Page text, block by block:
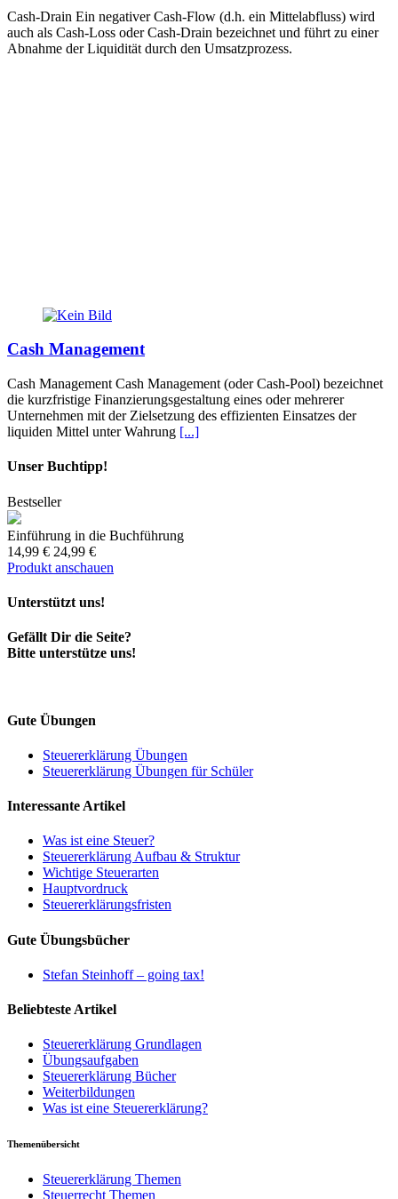
Cash-Drain Ein negativer Cash-Flow (d.h. ein Mittelabfluss) wird
auch als Cash-Loss oder Cash-Drain bezeichnet und führt zu einer
Abnahme der Liquidität durch den Umsatzprozess.
Cash Management
Cash Management Cash Management (oder Cash-Pool) bezeichnet
die kurzfristige Finanzierungsgestaltung eines oder mehrerer
Unternehmen mit der Zielsetzung des effizienten Einsatzes der
liquiden Mittel unter Wahrung [...]
Unser Buchtipp!
Bestseller
Einführung in die Buchführung
14,99 € 24,99 €
Produkt anschauen
Unterstützt uns!
Gefällt Dir die Seite?
Bitte unterstütze uns!
Gute Übungen
Steuererklärung Übungen
Steuererklärung Übungen für Schüler
Interessante Artikel
Was ist eine Steuer?
Steuererklärung Aufbau & Struktur
Wichtige Steuerarten
Hauptvordruck
Steuererklärungsfristen
Gute Übungsbücher
Stefan Steinhoff – going tax!
Beliebteste Artikel
Steuererklärung Grundlagen
Übungsaufgaben
Steuererklärung Bücher
Weiterbildungen
Was ist eine Steuererklärung?
Themenübersicht
Steuererklärung Themen
Steuerrecht Themen